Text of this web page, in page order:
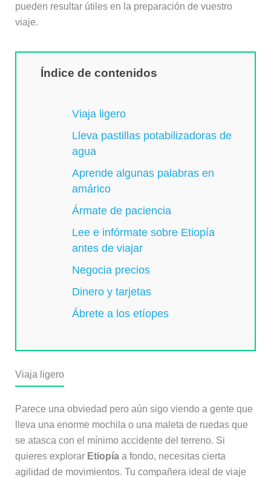
pueden resultar útiles en la preparación de vuestro
viaje.
Índice de contenidos
Viaja ligero
Lleva pastillas potabilizadoras de
agua
Aprende algunas palabras en
amárico
Ármate de paciencia
Lee e infórmate sobre Etiopía
antes de viajar
Negocia precios
Dinero y tarjetas
Ábrete a los etíopes
Viaja ligero
Parece una obviedad pero aún sigo viendo a gente que
lleva una enorme mochila o una maleta de ruedas que
se atasca con el mínimo accidente del terreno. Si
quieres explorar Etiopíaa fondo, necesitas cierta
agilidad de movimientos. Tu compañera ideal de viaje